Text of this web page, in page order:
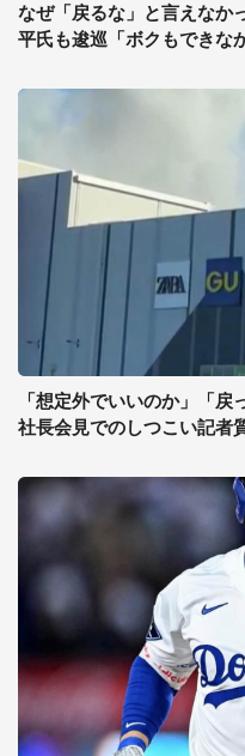
なぜ「戻るな」と言えなか
平氏も逡巡「ボクもできな
「想定外でいいのか」「
社長会見でのしつこい記者